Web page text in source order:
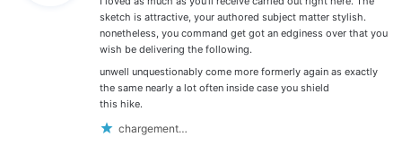
:
sketch is attractive, your authored subject matter stylish.
nonetheless, you command get got an edginess over that you
wish be delivering the following.
unwell unquestionably come more formerly again as exactly
the same nearly a lot often inside case you shield
this hike.
chargement…